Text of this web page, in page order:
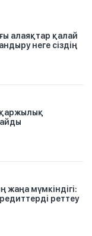
алаяқтар қалай
неге сіздің
жаңа мүмкіндігі:
реттеу